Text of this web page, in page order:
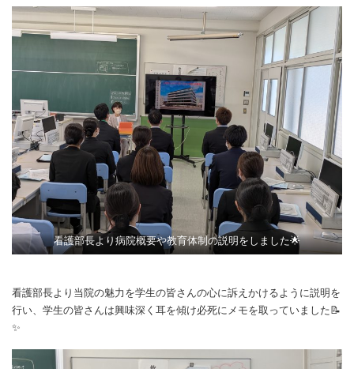
看護部長より病院概要や教育体制の説明をしました🌟
看護部長より当院の魅力を学生の皆さんの心に訴えかけるように説明を
行い、学生の皆さんは興味深く耳を傾け必死にメモを取っていました📝
✨